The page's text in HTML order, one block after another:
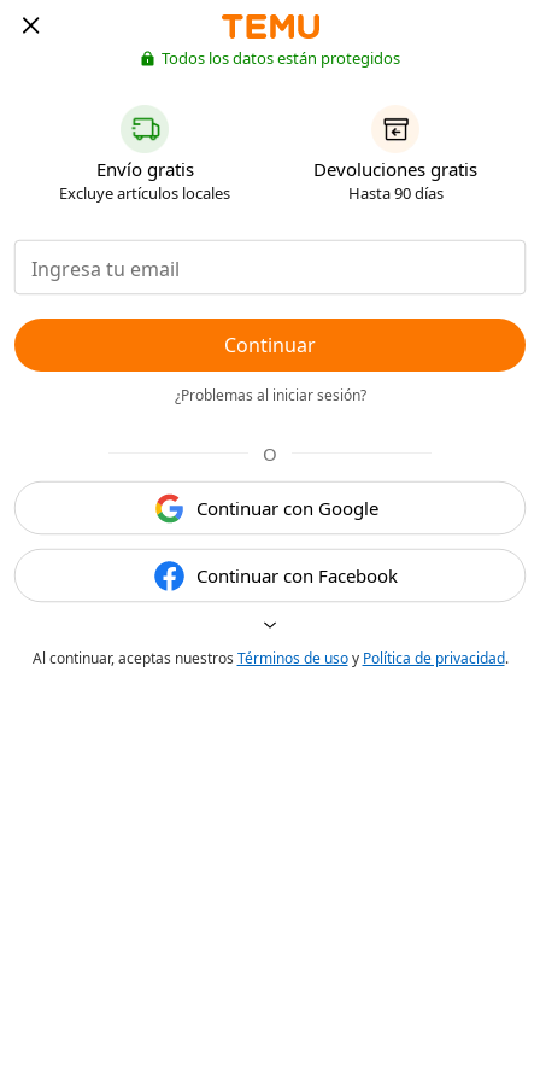
Todos los datos están protegidos
Envío gratis
Excluye artículos locales
Devoluciones gratis
Hasta 90 días
Continuar
¿Problemas al iniciar sesión?
O
Continuar con Google
Continuar con Facebook
Al continuar, aceptas nuestros Términos de usoy Política de privacidad.